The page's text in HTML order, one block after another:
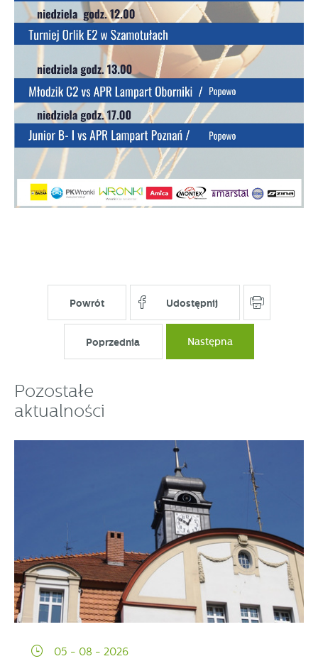
Powrót Udostępnij
Poprzednia Następna
Pozostałe
aktualności
05 - 08 - 2026
partnerami oraz innych dostawców usług. Firmy te działają
w charakterze pośredników prezentujących nasze treści w
postaci wiadomości, ofert, komunikatów mediów
społecznościowych.